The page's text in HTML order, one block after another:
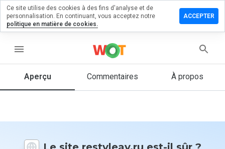
menu
Aperçu Commentaires À propos
un
1 et 5
vous à ce
Ce site utilise des cookies à des fins d'analyse et de
personnalisation. En continuant, vous acceptez notre
politique en matière de cookies.
ACCEPTER